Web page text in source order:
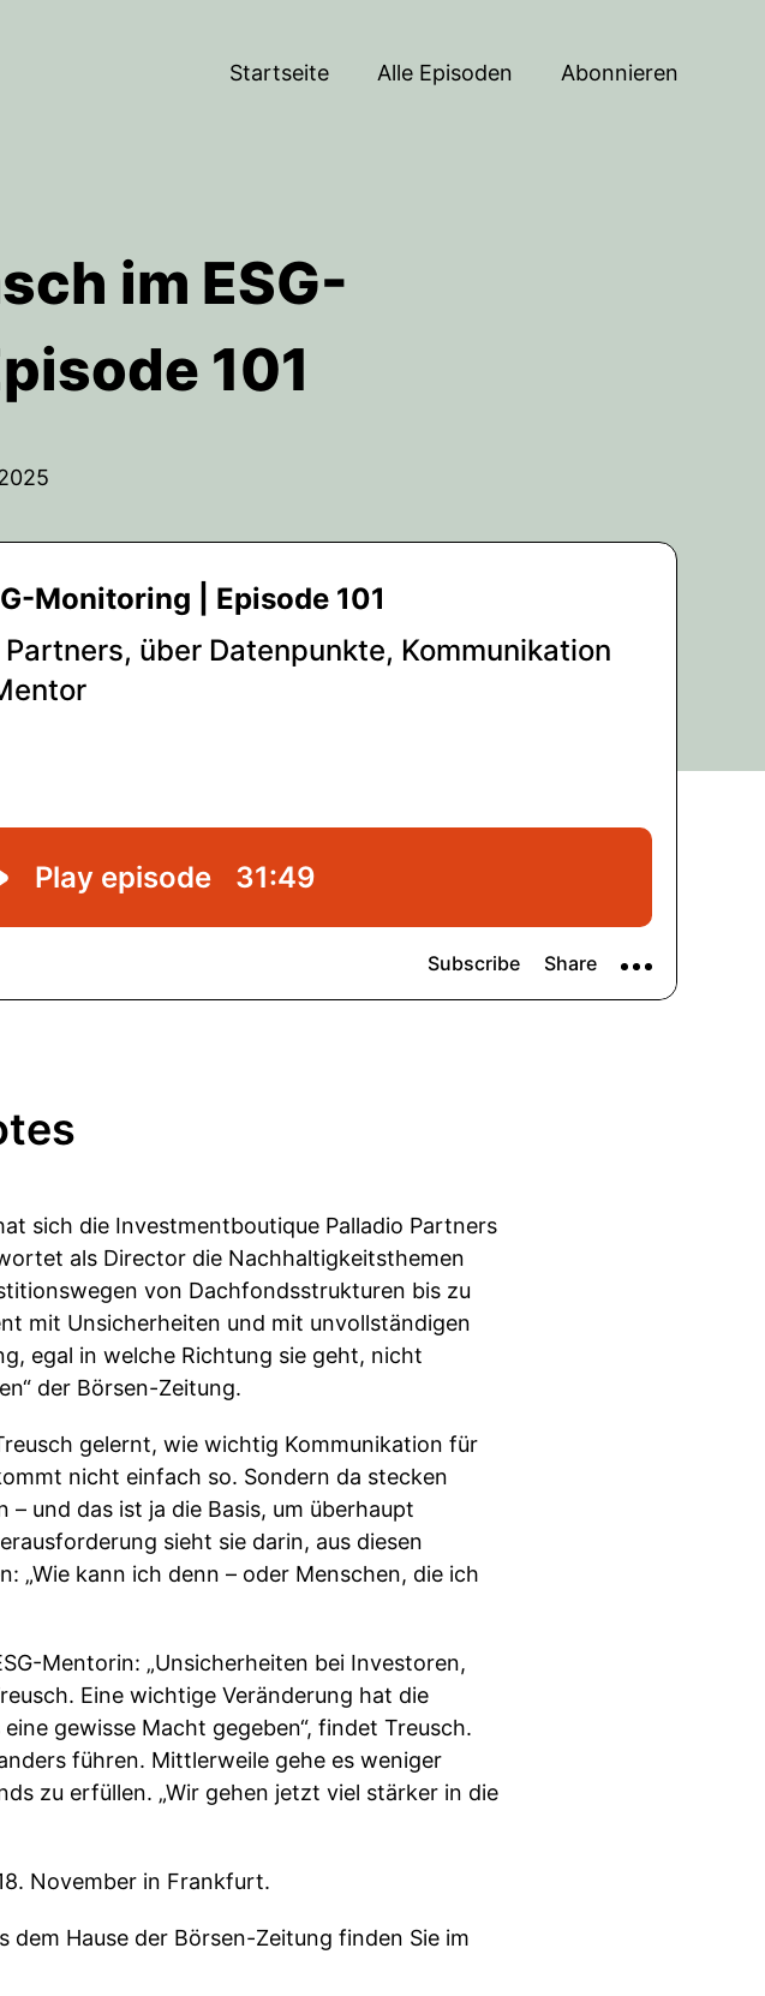
Startseite Alle Episoden Abonnieren
im ESG-
101
sich die Investmentboutique Palladio Partners
als Director die Nachhaltigkeitsthemen
von Dachfondsstrukturen bis zu
mit Unsicherheiten und mit unvollständigen
egal in welche Richtung sie geht, nicht
der Börsen-Zeitung.
gelernt, wie wichtig Kommunikation für
nicht einfach so. Sondern da stecken
und das ist ja die Basis, um überhaupt
sieht sie darin, aus diesen
„Wie kann ich denn – oder Menschen, die ich
Mentorin: „Unsicherheiten bei Investoren,
Eine wichtige Veränderung hat die
gewisse Macht gegeben“, findet Treusch.
führen. Mittlerweile gehe es weniger
zu erfüllen. „Wir gehen jetzt viel stärker in die
November in Frankfurt.
dem Hause der Börsen-Zeitung finden Sie im